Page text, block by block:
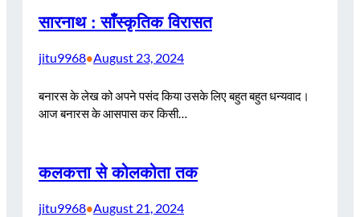
सारनाथ : साँस्कृतिक विरासत
jitu9968•August 23, 2024
बनारस के लेख को अपने पसंद किया उसके लिए बहुत बहुत धन्यवाद।
आज बनारस के आसपास कर किसी…
कलकत्ता से कोलकोता तक
jitu9968•August 21, 2024